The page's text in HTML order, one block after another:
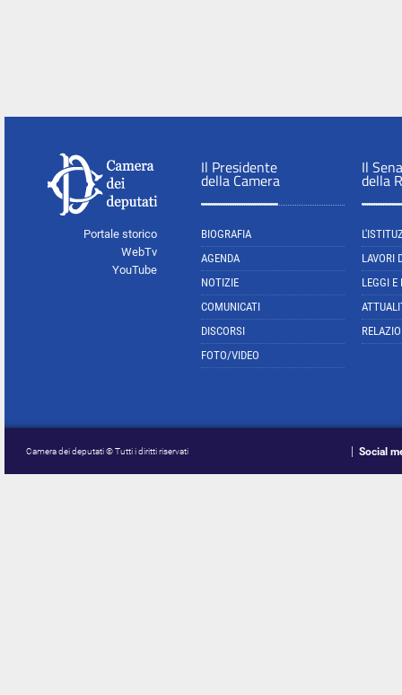
Portale storico
WebTv
YouTube
Il Presidente
della Camera
BIOGRAFIA
AGENDA
NOTIZIE
COMUNICATI
DISCORSI
FOTO/VIDEO
Il
della
LAVORI
LEGGI E
Camera dei deputati © Tutti i diritti riservati Social